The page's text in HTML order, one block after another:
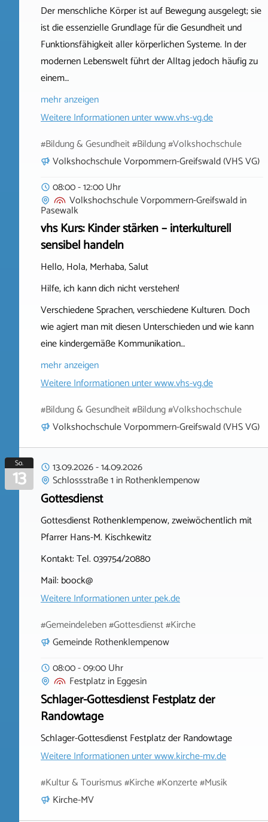
Der menschliche Körper ist auf Bewegung ausgelegt; sie
ist die essenzielle Grundlage für die Gesundheit und
Funktionsfähigkeit aller körperlichen Systeme. In der
modernen Lebenswelt führt der Alltag jedoch häufig zu
einem…
mehr anzeigen
Weitere Informationen unterwww.vhs-vg.de
#Bildung & Gesundheit #Bildung #Volkshochschule
Volkshochschule Vorpommern-Greifswald (VHS VG)
08:00 - 12:00 Uhr
Volkshochschule Vorpommern-Greifswaldin
Pasewalk
vhs Kurs: Kinder stärken – interkulturell
sensibel handeln
Hello, Hola, Merhaba, Salut
Hilfe, ich kann dich nicht verstehen!
Verschiedene Sprachen, verschiedene Kulturen. Doch
wie agiert man mit diesen Unterschieden und wie kann
eine kindergemäße Kommunikation…
mehr anzeigen
Weitere Informationen unterwww.vhs-vg.de
#Bildung & Gesundheit #Bildung #Volkshochschule
Volkshochschule Vorpommern-Greifswald (VHS VG)
So.
13 13.09.2026-14.09.2026
Schlossstraße 1 inRothenklempenow
Gottesdienst
Gottesdienst Rothenklempenow, zweiwöchentlich mit
Pfarrer Hans-M. Kischkewitz
Kontakt: Tel. 039754/20880
Mail: boock@
Weitere Informationen unterpek.de
#Gemeindeleben #Gottesdienst #Kirche
Gemeinde Rothenklempenow
08:00 - 09:00 Uhr
FestplatzinEggesin
Schlager-Gottesdienst Festplatz der
Randowtage
Schlager-Gottesdienst Festplatz der Randowtage
Weitere Informationen unterwww.kirche-mv.de
#Kultur & Tourismus #Kirche #Konzerte #Musik
Kirche-MV